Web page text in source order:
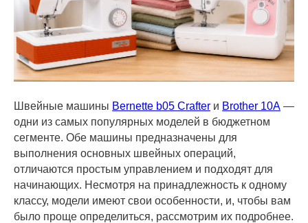
Швейные машины Bernette b05 Crafter и Brother 10A —
одни из самых популярных моделей в бюджетном
сегменте. Обе машины предназначены для
выполнения основных швейных операций,
отличаются простым управлением и подходят для
начинающих. Несмотря на принадлежность к одному
классу, модели имеют свои особенности, и, чтобы вам
было проще определиться, рассмотрим их подробнее.